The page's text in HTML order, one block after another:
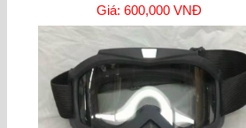
Giá: 600,000 VNĐ